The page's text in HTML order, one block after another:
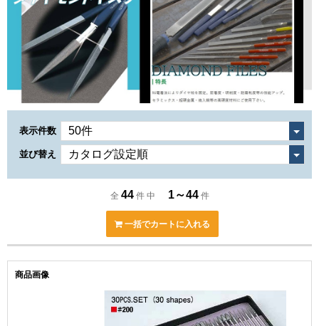
表示件数
並び替え
全 44 件 中 1～44 件
一括でカートに入れる